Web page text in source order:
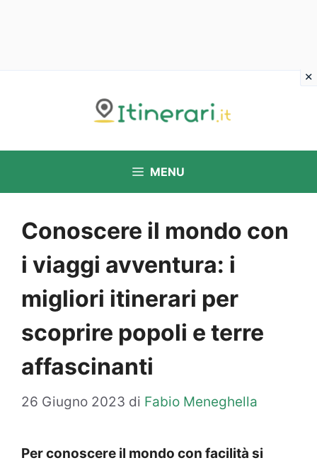
MENU
Conoscere il mondo con
i viaggi avventura: i
migliori itinerari per
scoprire popoli e terre
affascinanti
26 Giugno 2023 di Fabio Meneghella
Per conoscere il mondo con facilità si